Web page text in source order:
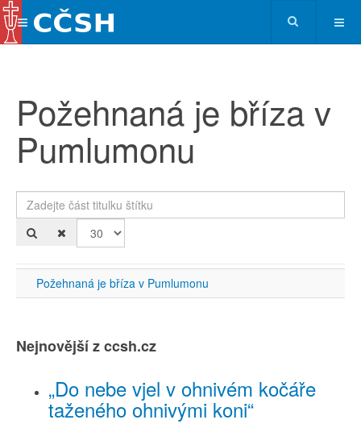
Požehnaná je bříza v
Pumlumonu
Zadejte část titulku štítku
Požehnaná je bříza v Pumlumonu
Nejnovější z ccsh.cz
„Do nebe vjel v ohnivém kočáře
taženého ohnivými koni“